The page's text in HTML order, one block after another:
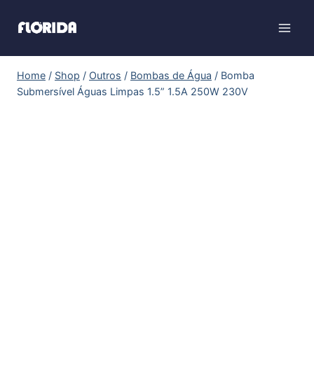
Home / Shop / Outros / Bombas de Água / Bomba
Submersível Águas Limpas 1.5” 1.5A 250W 230V